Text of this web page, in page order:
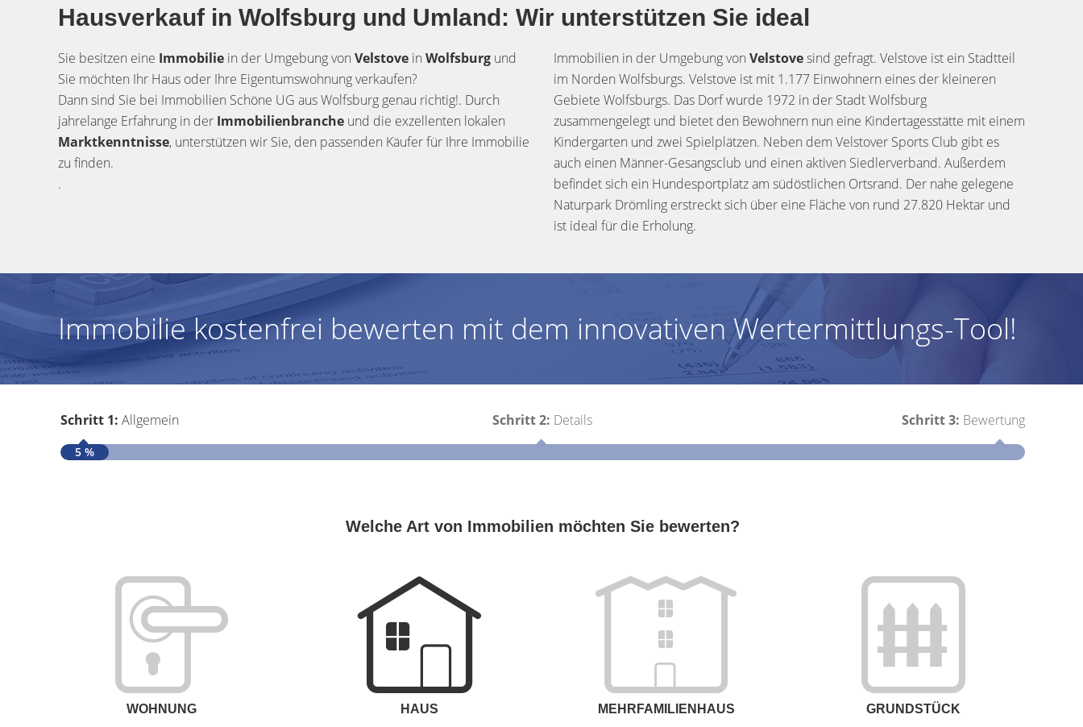
Hausverkauf in Wolfsburg und Umland: Wir unterstützen Sie ideal
Sie besitzen eine Immobilie in der Umgebung von Velstove in Wolfsburg und
Sie möchten Ihr Haus oder Ihre Eigentumswohnung verkaufen?
Dann sind Sie bei Immobilien Schöne UG aus Wolfsburg genau richtig!. Durch
jahrelange Erfahrung in der Immobilienbranche und die exzellenten lokalen
Marktkenntnisse, unterstützen wir Sie, den passenden Käufer für Ihre Immobilie
zu finden.
.
Immobilien in der Umgebung von Velstovesind gefragt. Velstove ist ein Stadtteil
im Norden Wolfsburgs. Velstove ist mit 1.177 Einwohnern eines der kleineren
Gebiete Wolfsburgs. Das Dorf wurde 1972 in der Stadt Wolfsburg
zusammengelegt und bietet den Bewohnern nun eine Kindertagesstätte mit einem
Kindergarten und zwei Spielplätzen. Neben dem Velstover Sports Club gibt es
auch einen Männer-Gesangsclub und einen aktiven Siedlerverband. Außerdem
befindet sich ein Hundesportplatz am südöstlichen Ortsrand. Der nahe gelegene
Naturpark Drömling erstreckt sich über eine Fläche von rund 27.820 Hektar und
ist ideal für die Erholung.
Immobilie kostenfrei bewerten mit dem innovativen Wertermittlungs-Tool!
Schritt 1: Allgemein Schritt 2: Details Schritt 3: Bewertung
5 %
Welche Art von Immobilien möchten Sie bewerten?
WOHNUNG HAUS MEHRFAMILIENHAUS GRUNDSTÜCK